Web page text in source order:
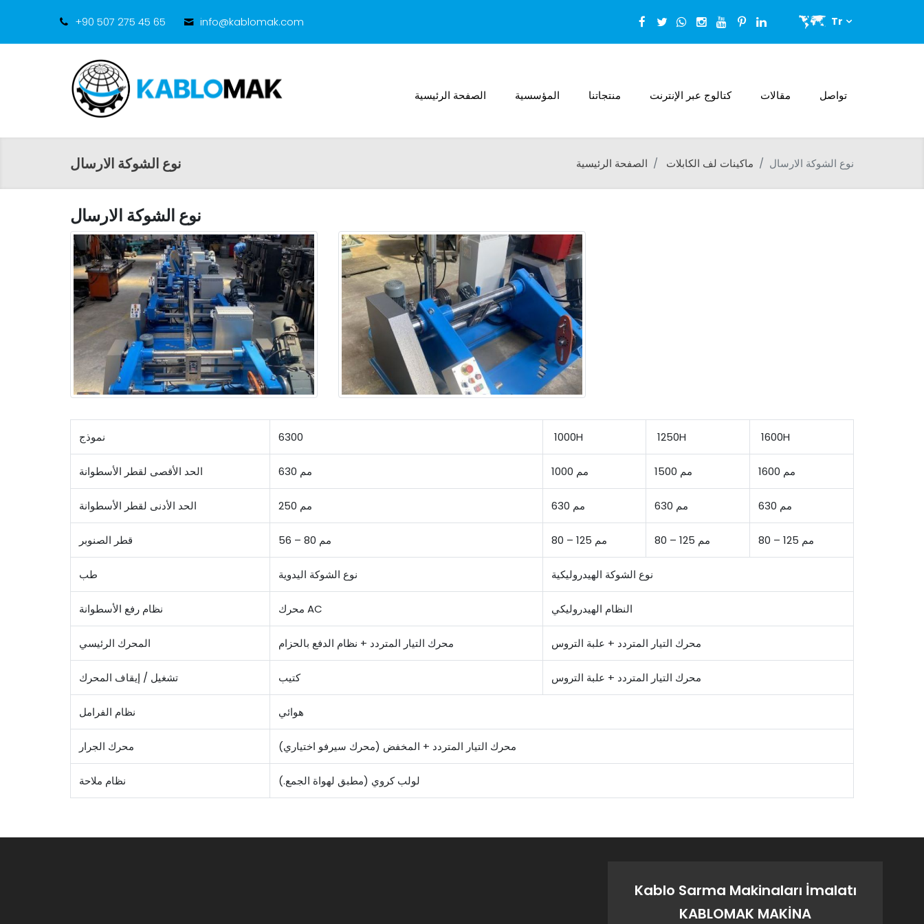
+90 507 275 45 65 info@kablomak.com Tr
الصفحة الرئيسية المؤسسية منتجاتنا كتالوج عبر الإنترنت مقالات تواصل
نوع الشوكة الارسال الصفحة الرئيسية ماكينات لف الكابلات نوع الشوكة الارسال
نوع الشوكة الارسال
نموذج 6300 1000H 1250H 1600H
الحد الأقصى لقطر الأسطوانة 630 مم 1000 مم 1500 مم 1600 مم
الحد الأدنى لقطر الأسطوانة 250 مم 630 مم 630 مم 630 مم
قطر الصنوبر 56 – 80 مم 80 – 125 مم 80 – 125 مم 80 – 125 مم
طب نوع الشوكة اليدوية نوع الشوكة الهيدروليكية
نظام رفع الأسطوانة محرك AC النظام الهيدروليكي
المحرك الرئيسي محرك التيار المتردد + نظام الدفع بالحزام محرك التيار المتردد + علبة التروس
تشغيل / إيقاف المحرك كتيب محرك التيار المتردد + علبة التروس
نظام الفرامل هوائي
محرك الجرار محرك التيار المتردد + المخفض (محرك سيرفو اختياري)
نظام ملاحة لولب كروي (مطبق لهواة الجمع.)
Kablo Sarma Makinaları İmalatı
KABLOMAK MAKİNA